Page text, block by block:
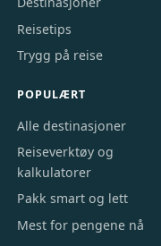
Reisetips
Trygg på reise
POPULÆRT
Alle destinasjoner
Reiseverktøy og
kalkulatorer
Pakk smart og lett
Mest for pengene nå